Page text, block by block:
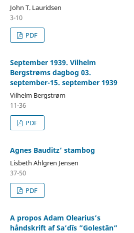
John T. Lauridsen
3-10
PDF
September 1939. Vilhelm
Bergstrøms dagbog 03.
september-15. september 1939
Vilhelm Bergstrøm
11-36
PDF
Agnes Bauditz’ stambog
Lisbeth Ahlgren Jensen
37-50
PDF
A propos Adam Olearius’s
håndskrift af Sa’dîs ”Golestân”